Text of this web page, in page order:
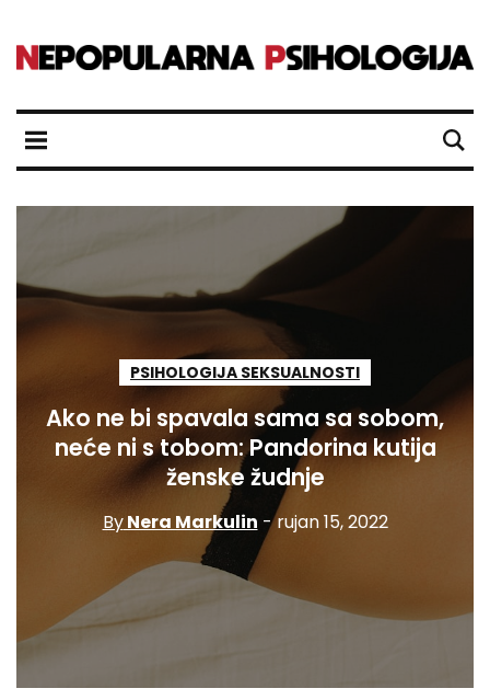
PSIHOLOGIJA SEKSUALNOSTI
Ako ne bi spavala sama sa sobom,
neće ni s tobom: Pandorina kutija
ženske žudnje
ByNera Markulin - rujan 15, 2022